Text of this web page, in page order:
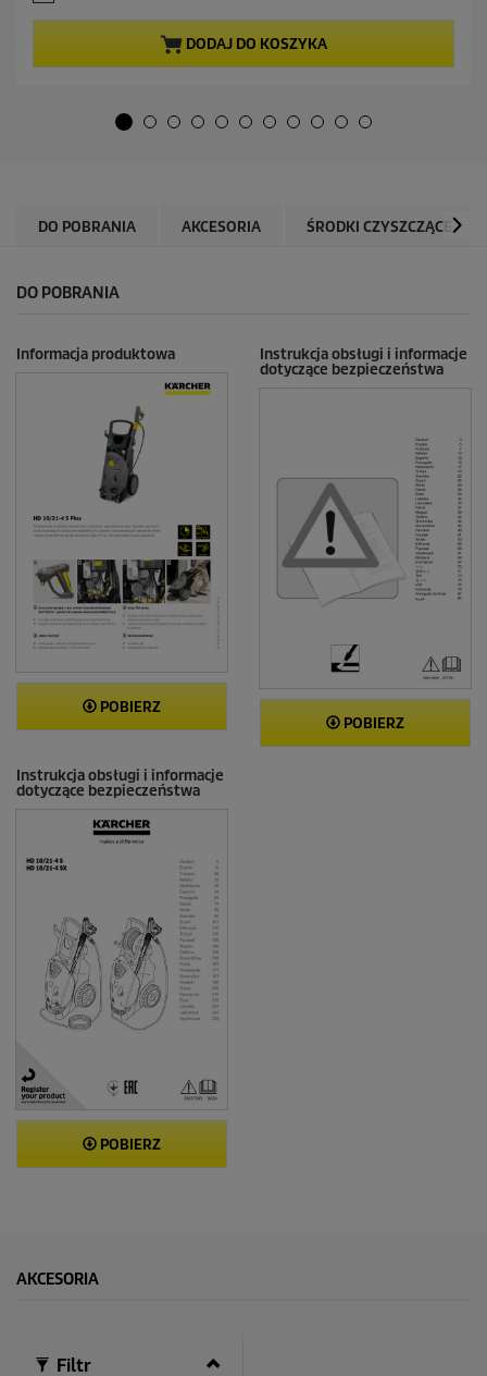
l
n
c
n
e
n
DODAJ DO KOSZYKA
DO POBRANIA AKCESORIA ŚRODKI CZYSZCZĄCE
DO POBRANIA
Informacja produktowa
POBIERZ
Instrukcja obsługi i informacje
dotyczące bezpieczeństwa
POBIERZ
Instrukcja obsługi i informacje
dotyczące bezpieczeństwa
POBIERZ
AKCESORIA
Filtr